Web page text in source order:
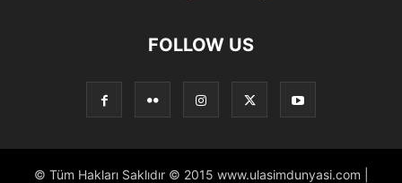
FOLLOW US
© Tüm Hakları Saklıdır © 2015 www.ulasimdunyasi.com |